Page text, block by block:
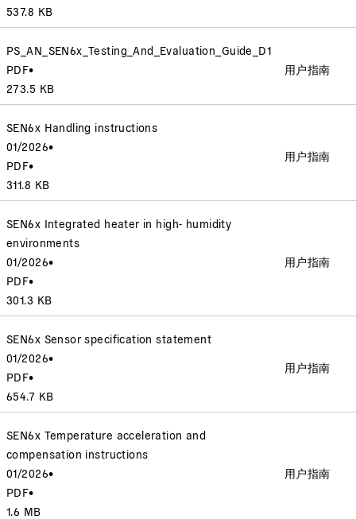
537.8 KB
PS_AN_SEN6x_Testing_And_Evaluation_Guide_D1
PDF•
273.5 KB
用户指南
SEN6x Handling instructions
01/2026•
PDF•
311.8 KB
用户指南
SEN6x Integrated heater in high- humidity
environments
01/2026•
PDF•
301.3 KB
用户指南
SEN6x Sensor specification statement
01/2026•
PDF•
654.7 KB
用户指南
SEN6x Temperature acceleration and
compensation instructions
01/2026•
PDF•
1.6 MB
用户指南